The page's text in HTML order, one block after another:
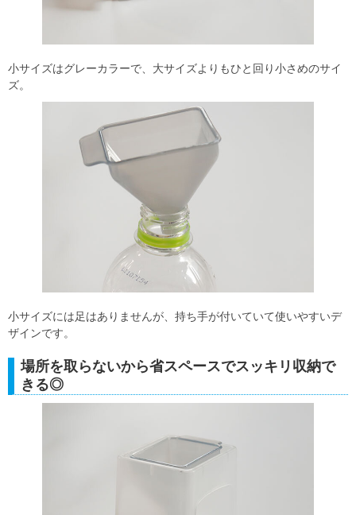
小サイズはグレーカラーで、大サイズよりもひと回り小さめのサイ
ズ。
小サイズには足はありませんが、持ち手が付いていて使いやすいデ
ザインです。
場所を取らないから省スペースでスッキリ収納で
きる◎